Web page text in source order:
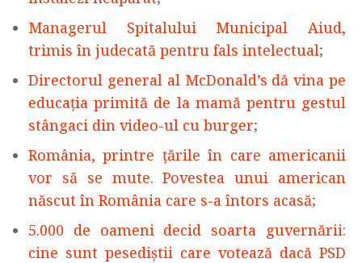
Managerul Spitalului Municipal Aiud,
trimis în judecată pentru fals intelectual;
Directorul general al McDonald’s dă vina pe
educația primită de la mamă pentru gestul
stângaci din video-ul cu burger;
România, printre țările în care americanii
vor să se mute. Povestea unui american
născut în România care s-a întors acasă;
5.000 de oameni decid soarta guvernării:
cine sunt pesediștii care votează dacă PSD